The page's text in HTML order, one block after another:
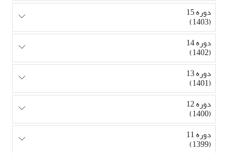
دوره 15
(1403)
دوره 14
(1402)
دوره 13
(1401)
دوره 12
(1400)
دوره 11
(1399)